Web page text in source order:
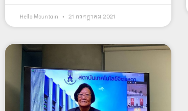
Hello Mountain 21 กรกฎาคม 2021